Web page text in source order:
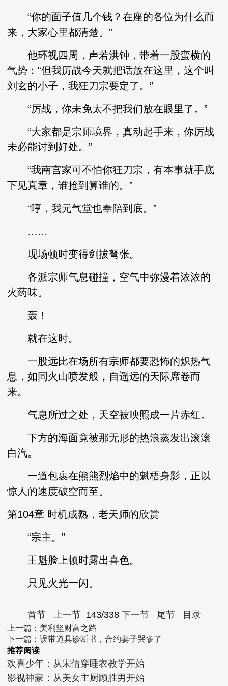
“你的面子值几个钱？在座的各位为什么而
来，大家心里都清楚。”
他环视四周，声若洪钟，带着一股蛮横的
气势：“但我厉战今天就把话放在这里，这个叫
刘玄的小子，我狂刀宗要定了。”
“厉战，你未免太不把我们放在眼里了。”
“大家都是宗师境界，真动起手来，你厉战
未必能讨到好处。”
“我南宫家可不怕你狂刀宗，有本事就手底
下见真章，谁抢到算谁的。”
“哼，我元气堂也奉陪到底。”
……
现场顿时变得剑拔弩张。
各派宗师气息碰撞，空气中弥漫着浓浓的
火药味。
轰！
就在这时。
一股远比在场所有宗师都要恐怖的炽热气
息，如同火山喷发般，自遥远的天际席卷而
来。
气息所过之处，天空被映照成一片赤红。
下方的海面竟被那无形的热浪蒸发出滚滚
白汽。
一道包裹在熊熊烈焰中的魁梧身影，正以
惊人的速度破空而至。
第104章 时机成熟，老天师的欣赏
“宗主。”
王魁脸上顿时露出喜色。
只见火光一闪。
首节 上一节 143/338 下一节 尾节 目录
上一篇： 美利坚财富之路
下一篇：误带道具诊断书，合约妻子哭惨了
推荐阅读
欢喜少年：从宋倩穿睡衣教学开始
影视神豪：从美女主厨顾胜男开始